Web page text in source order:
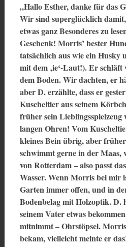
„Hallo Esther, danke für das
Wir sind superglücklich
etwas ganz Besonderes zu
Geschenk! Morris’ bester
tatsächlich aus wie ein Husky
mit dem ‚ie‘-Laut!). Er
dem Boden. Wir dachten, er
aber D. erzählte, dass er
Kuscheltier aus seinem
früher sein Lieblingsspielzeug
langen Ohren! Vom
kleines Bein übrig, aber
schwimmt gerne in der
von Rotterdam – also passt
Wasser. Wenn Morris bei mir
Garten immer offen, und in
Bodenbelag mit Holzoptik. D.
seinem Vater etwas
mitnimmt – Ohrstöpsel.
bekam, vielleicht meinte er